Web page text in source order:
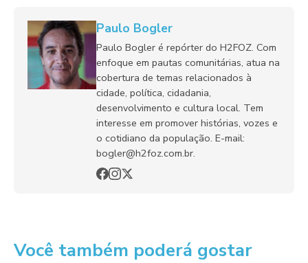
Paulo Bogler
Paulo Bogler é repórter do H2FOZ. Com
enfoque em pautas comunitárias, atua na
cobertura de temas relacionados à
cidade, política, cidadania,
desenvolvimento e cultura local. Tem
interesse em promover histórias, vozes e
o cotidiano da população. E-mail:
bogler@h2foz.com.br.
Você também poderá gostar